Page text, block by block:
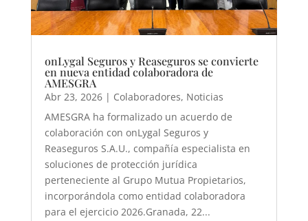
onLygal Seguros y Reaseguros se convierte
en nueva entidad colaboradora de
AMESGRA
Abr 23, 2026| Colaboradores, Noticias
AMESGRA ha formalizado un acuerdo de
colaboración con onLygal Seguros y
Reaseguros S.A.U., compañía especialista en
soluciones de protección jurídica
perteneciente al Grupo Mutua Propietarios,
incorporándola como entidad colaboradora
para el ejercicio 2026.Granada, 22...